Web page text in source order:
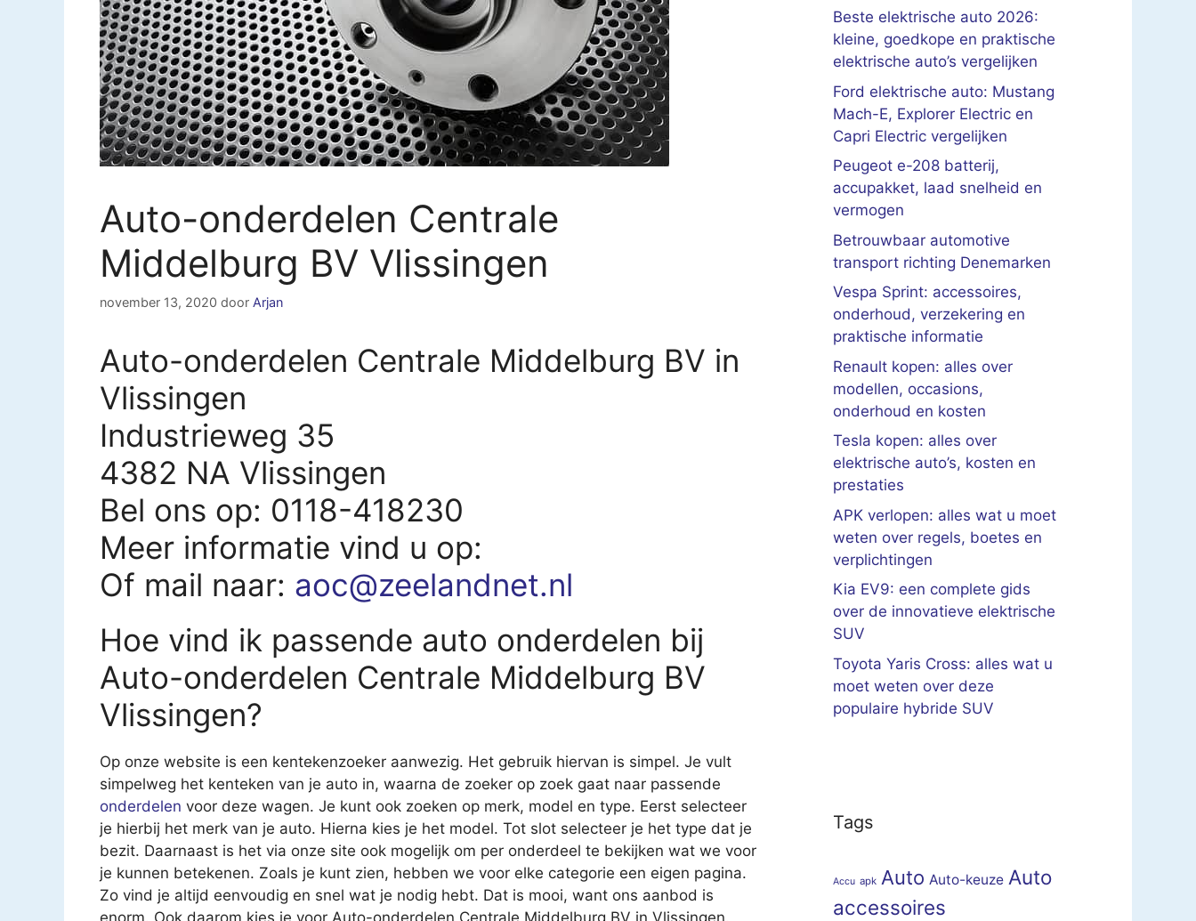
Auto-onderdelen Centrale
Middelburg BV Vlissingen
november 13, 2020 door Arjan
Auto-onderdelen Centrale Middelburg BV in
Vlissingen
Industrieweg 35
4382 NA Vlissingen
Bel ons op: 0118-418230
Meer informatie vind u op:
Of mail naar: aoc@zeelandnet.nl
Hoe vind ik passende auto onderdelen bij
Auto-onderdelen Centrale Middelburg BV
Vlissingen?
Op onze website is een kentekenzoeker aanwezig. Het gebruik hiervan is simpel. Je vult
simpelweg het kenteken van je auto in, waarna de zoeker op zoek gaat naar passende
onderdelen voor deze wagen. Je kunt ook zoeken op merk, model en type. Eerst selecteer
je hierbij het merk van je auto. Hierna kies je het model. Tot slot selecteer je het type dat je
bezit. Daarnaast is het via onze site ook mogelijk om per onderdeel te bekijken wat we voor
je kunnen betekenen. Zoals je kunt zien, hebben we voor elke categorie een eigen pagina.
Zo vind je altijd eenvoudig en snel wat je nodig hebt. Dat is mooi, want ons aanbod is
enorm. Ook daarom kies je voor Auto-onderdelen Centrale Middelburg BV in Vlissingen.
Beste elektrische auto 2026:
kleine, goedkope en praktische
elektrische auto’s vergelijken
Ford elektrische auto: Mustang
Mach-E, Explorer Electric en
Capri Electric vergelijken
Peugeot e-208 batterij,
accupakket, laad snelheid en
vermogen
Betrouwbaar automotive
transport richting Denemarken
Vespa Sprint: accessoires,
onderhoud, verzekering en
praktische informatie
Renault kopen: alles over
modellen, occasions,
onderhoud en kosten
Tesla kopen: alles over
elektrische auto’s, kosten en
prestaties
APK verlopen: alles wat u moet
weten over regels, boetes en
verplichtingen
Kia EV9: een complete gids
over de innovatieve elektrische
SUV
Toyota Yaris Cross: alles wat u
moet weten over deze
populaire hybride SUV
Tags
Accu apk Auto Auto-keuze Auto
accessoires